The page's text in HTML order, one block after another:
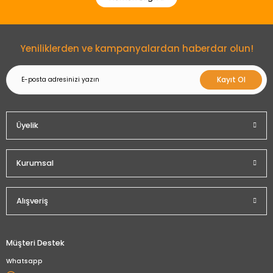
Yeniliklerden ve kampanyalardan haberdar olun!
Kayıt Ol
Üyelik
Kurumsal
Alışveriş
Müşteri Destek
Whatsapp